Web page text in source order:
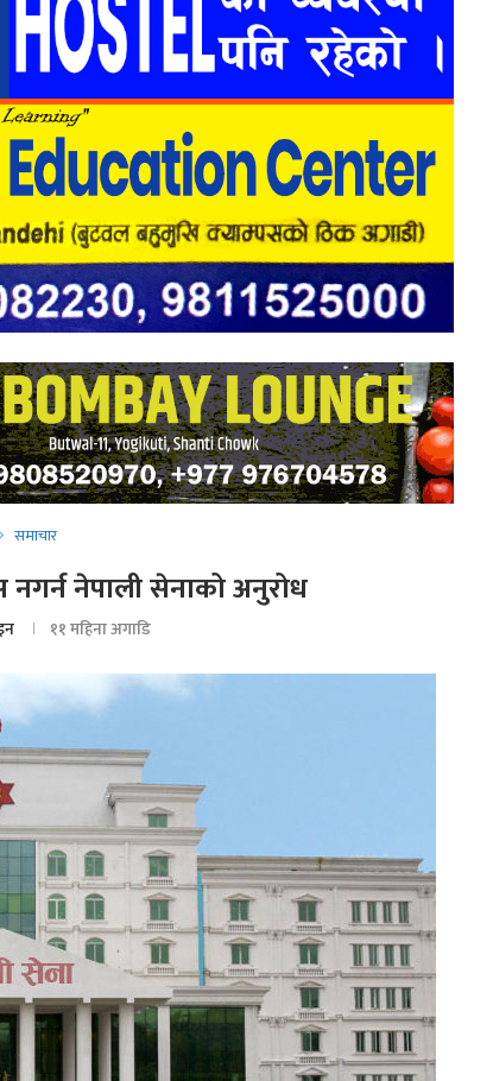
समाचार
नगर्न नेपाली सेनाको अनुरोध
११ महिना अगाडि